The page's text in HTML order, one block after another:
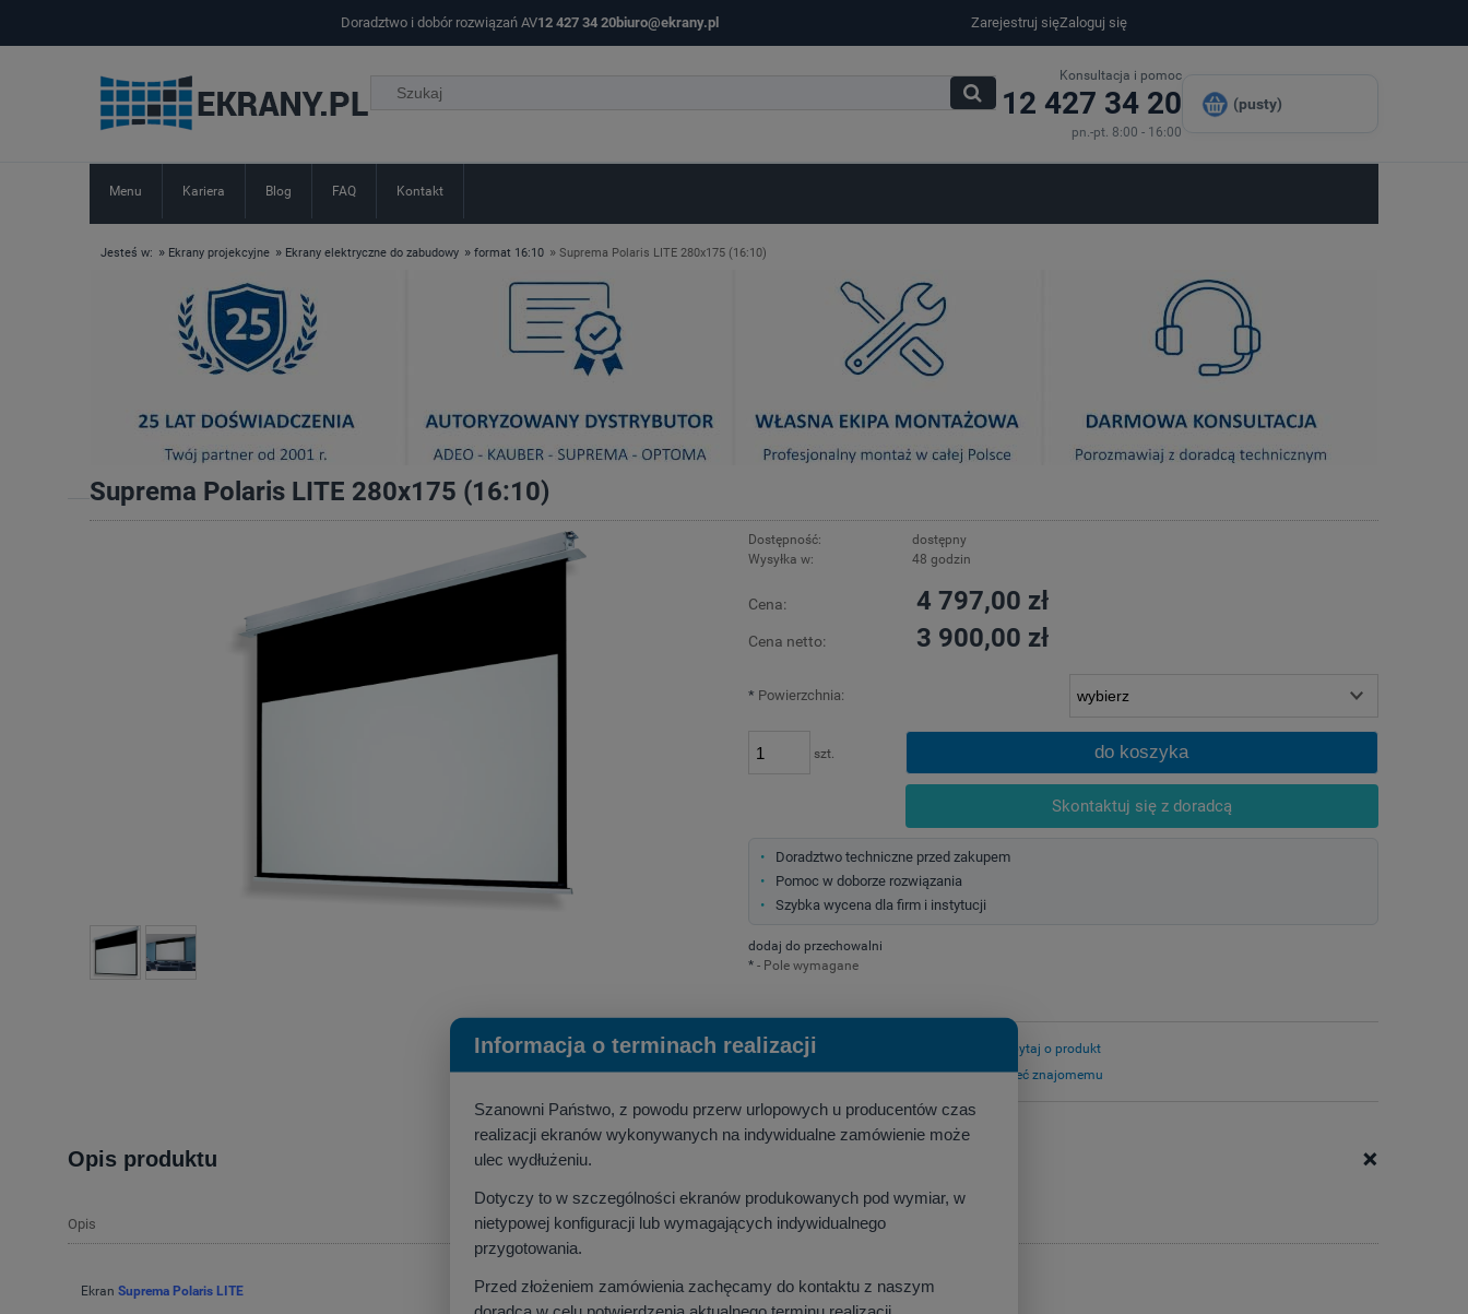
Doradztwo i dobór rozwiązań AV12 427 34 20biuro@ekrany.pl Zarejestruj sięZaloguj się
Konsultacja i pomoc
12 427 34 20
pn.-pt. 8:00 - 16:00
(pusty)
Menu Kariera Blog FAQ Kontakt
Jesteś w: » Ekrany projekcyjne » Ekrany elektryczne do zabudowy » format 16:10 » Suprema Polaris LITE 280x175 (16:10)
Suprema Polaris LITE 280x175 (16:10)
Dostępność:
dostępny
Wysyłka w:
48 godzin
Cena: 4 797,00 zł
Cena netto: 3 900,00 zł
* Powierzchnia:
szt. do koszyka
Skontaktuj się z doradcą
Doradztwo techniczne przed zakupem
Pomoc w doborze rozwiązania
Szybka wycena dla firm i instytucji
dodaj do przechowalni
*- Pole wymagane
Producent:
zapytaj o produkt
poleć znajomemu
Opis produktu +
Opis
Ekran Suprema Polaris LITE
Informacja o terminach realizacji
Szanowni Państwo, z powodu przerw urlopowych u producentów czas
realizacji ekranów wykonywanych na indywidualne zamówienie może
ulec wydłużeniu.
Dotyczy to w szczególności ekranów produkowanych pod wymiar, w
nietypowej konfiguracji lub wymagających indywidualnego
przygotowania.
Przed złożeniem zamówienia zachęcamy do kontaktu z naszym
doradcą w celu potwierdzenia aktualnego terminu realizacji.